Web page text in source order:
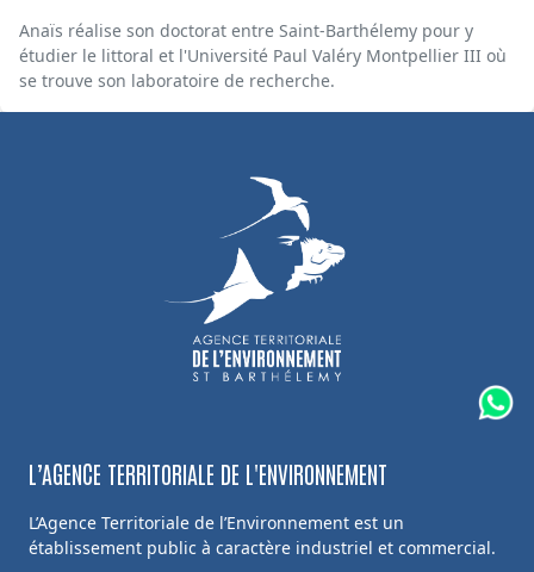
Anaïs réalise son doctorat entre Saint-Barthélemy pour y
étudier le littoral et l'Université Paul Valéry Montpellier III où
se trouve son laboratoire de recherche.
L’AGENCE TERRITORIALE DE L'ENVIRONNEMENT
L’Agence Territoriale de l’Environnement est un
établissement public à caractère industriel et commercial.